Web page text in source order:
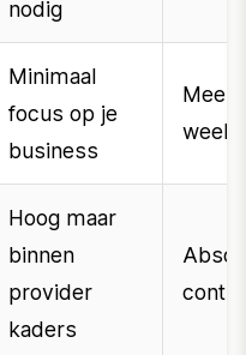
nodig
Minimaal
focus op je
business
week
Hoog maar
binnen
provider
kaders